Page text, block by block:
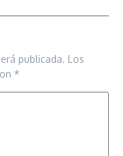
publicada. Los
*